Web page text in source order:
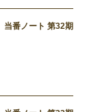
当番ノート 第32期